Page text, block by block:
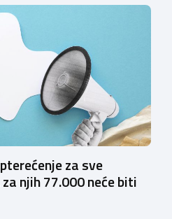
pića dužni su uskladiti
tehničko rješenje za
kupca putem
mobilne […]
za sve
njih 77.000 neće biti